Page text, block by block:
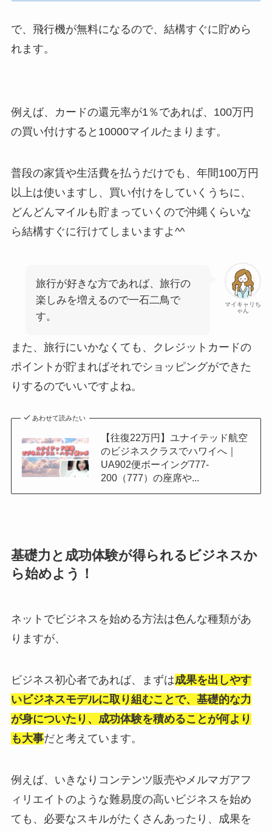
で、飛行機が無料になるので、結構すぐに貯めら
れます。
例えば、カードの還元率が1％であれば、100万円
の買い付けすると10000マイルたまります。
普段の家賃や生活費を払うだけでも、年間100万円
以上は使いますし、買い付けをしていくうちに、
どんどんマイルも貯まっていくので沖縄くらいな
ら結構すぐに行けてしまいますよ^^
マイキャリち
ゃん
旅行が好きな方であれば、旅行の
楽しみを増えるので一石二鳥で
す。
また、旅行にいかなくても、クレジットカードの
ポイントが貯まればそれでショッピングができた
りするのでいいですよね。
あわせて読みたい
【往復22万円】ユナイテッド航空
のビジネスクラスでハワイへ｜
UA902便ボーイング777-
200（777）の座席や...
基礎力と成功体験が得られるビジネスか
ら始めよう！
ネットでビジネスを始める方法は色んな種類があ
りますが、
ビジネス初心者であれば、まずは成果を出しやす
いビジネスモデルに取り組むことで、基礎的な力
が身についたり、成功体験を積めることが何より
も大事だと考えています。
例えば、いきなりコンテンツ販売やメルマガアフ
ィリエイトのような難易度の高いビジネスを始め
ても、必要なスキルがたくさんあったり、成果を